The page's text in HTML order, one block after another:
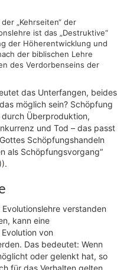
„Kehrseiten“ der
ist das „Destruktive“
der Höherentwicklung und
der biblischen Lehre
des Verdorbenseins der
das Unterfangen, beides
möglich sein? Schöpfung
Überproduktion,
und Tod – das passt
Schöpfungshandeln
als Schöpfungsvorgang“
)).
Evolutionslehre verstanden
kann eine
von
Das bedeutet: Wenn
oder gelenkt hat, so
für das Verhalten gelten.